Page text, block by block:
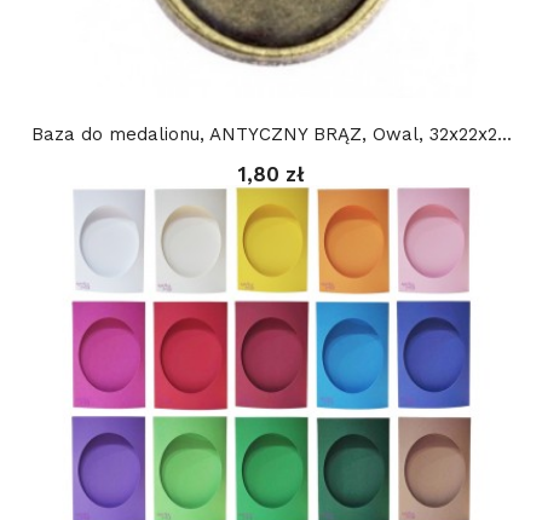
Baza do medalionu, ANTYCZNY BRĄZ, Owal, 32x22x2...
1,80 zł